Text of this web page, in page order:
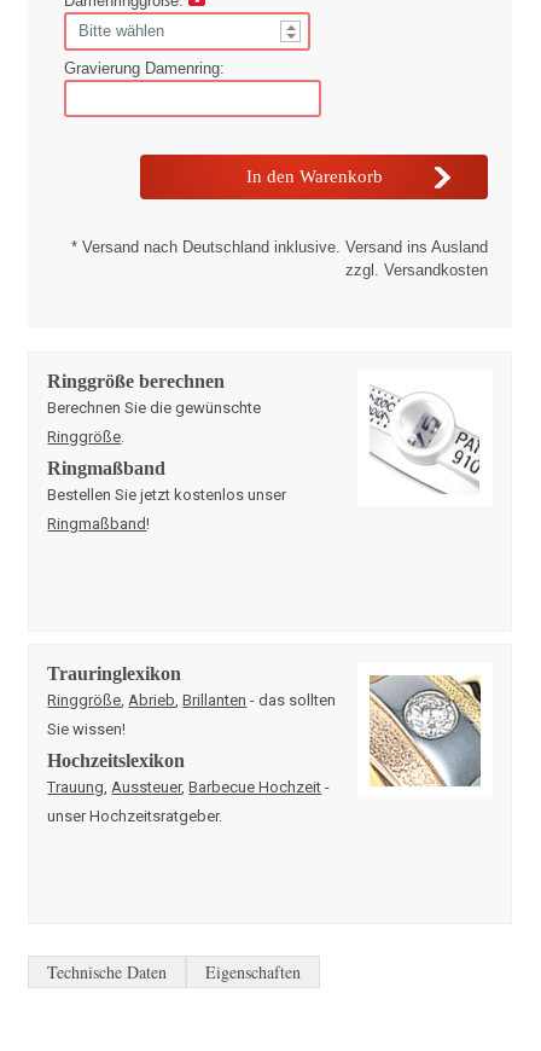
Gravierung Damenring:
* Versand nach Deutschland inklusive. Versand ins Ausland
zzgl. Versandkosten
Ringgröße berechnen
Berechnen Sie die gewünschte
Ringgröße
Ringmaßband
Bestellen Sie jetzt kostenlos unser
Ringmaßband!
Trauringlexikon
Ringgröße Abrieb ,Brillanten - das sollten
Sie wissen!
Hochzeitslexikon
Trauung Aussteuer,Barbecue Hochzeit -
unser Hochzeitsratgeber.
Technische Daten Eigenschaften